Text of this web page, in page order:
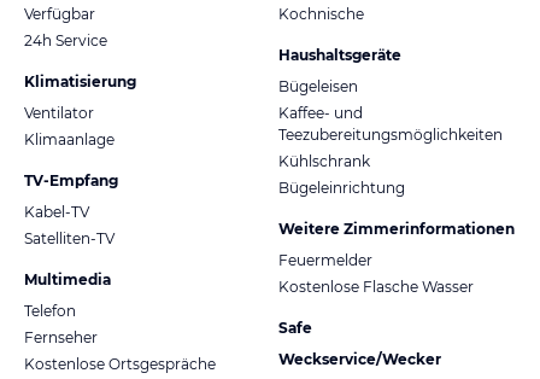
Verfügbar
24h Service
Klimatisierung
Ventilator
Klimaanlage
TV-Empfang
Kabel-TV
Satelliten-TV
Multimedia
Telefon
Fernseher
Kostenlose Ortsgespräche
Kochnische
Haushaltsgeräte
Bügeleisen
Kaffee- und
Teezubereitungsmöglichkeiten
Kühlschrank
Bügeleinrichtung
Weitere Zimmerinformationen
Feuermelder
Kostenlose Flasche Wasser
Safe
Weckservice/Wecker